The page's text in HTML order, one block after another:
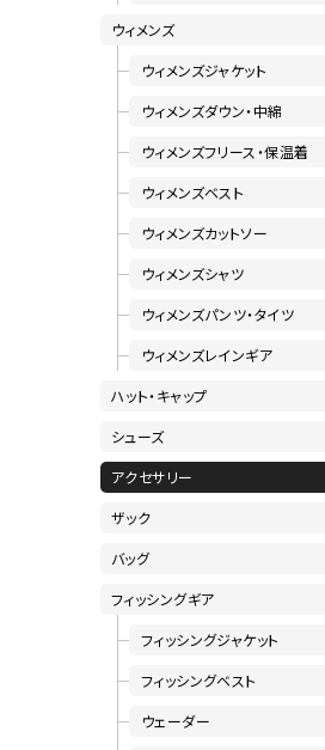
ウィメンズ
ウィメンズジャケット
ウィメンズダウン・中綿
ウィメンズフリース・保温着
ウィメンズベスト
ウィメンズカットソー
ウィメンズシャツ
ウィメンズパンツ・タイツ
ウィメンズレインギア
ハット・キャップ
シューズ
アクセサリー
ザック
バッグ
フィッシングギア
フィッシングジャケット
フィッシングベスト
ウェーダー